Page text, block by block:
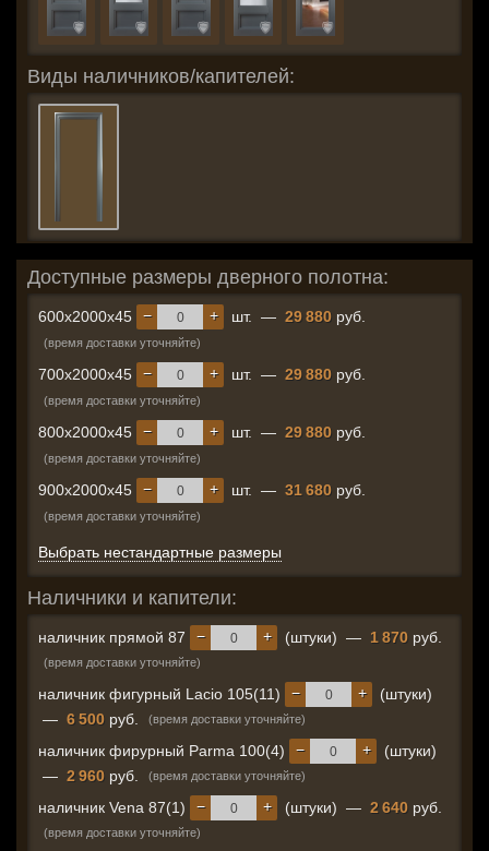
Виды наличников/капителей:
Доступные размеры дверного полотна:
600x2000x45 +
− шт. — 29 880 руб.
(время доставки уточняйте)
700x2000x45 +
− шт. — 29 880 руб.
(время доставки уточняйте)
800x2000x45 +
− шт. — 29 880 руб.
(время доставки уточняйте)
900x2000x45 +
− шт. — 31 680 руб.
(время доставки уточняйте)
Выбрать нестандартные размеры
Наличники и капители:
наличник прямой 87 +
− (штуки) — 1 870 руб.
(время доставки уточняйте)
наличник фигурный Lacio 105(11) +
−
(штуки)
— 6 500 руб. (время доставки уточняйте)
наличник фирурный Parma 100(4) +
−
(штуки)
— 2 960 руб. (время доставки уточняйте)
наличник Vena 87(1) +
− (штуки) — 2 640 руб.
(время доставки уточняйте)